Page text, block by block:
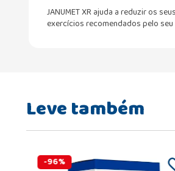
JANUMET XR ajuda a reduzir os
exercícios recomendados pelo
Leve também
-96%